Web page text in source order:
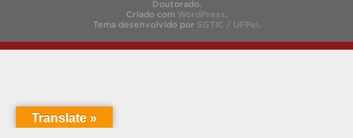
Doutorado.
Criado com WordPress.
Tema desenvolvido por SGTIC / UFPel.
Translate »